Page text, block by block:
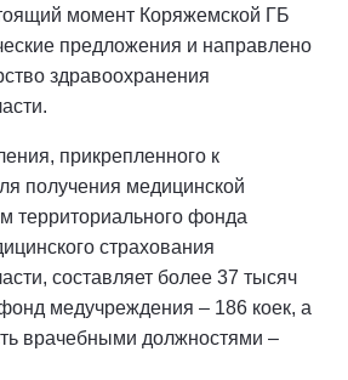
момент Коряжемской ГБ
предложения и направлено
здравоохранения
прикрепленного к
получения медицинской
территориального фонда
страхования
составляет более 37 тысяч
медучреждения – 186 коек, а
врачебными должностями –